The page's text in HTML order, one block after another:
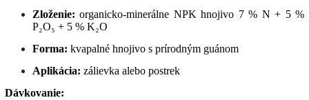
Zloženie: organicko-minerálne NPK hnojivo 7 % N + 5 %
P₂O₅ + 5 % K₂O
Forma: kvapalné hnojivo s prírodným guánom
Aplikácia: zálievka alebo postrek
Dávkovanie: